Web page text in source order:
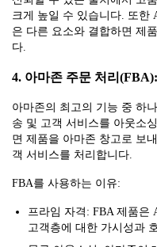
크게 높일 수 있습니다. 또한
은 다른 요소와 결합하면 제
다.
4. 아마존 주문 처리
아마존의 최고의 기능 중 하
송 및 고객 서비스를 아웃소
면 제품을 아마존 창고로 보
객 서비스를 처리합니다.
FBA를 사용하는 이유:
프라임 자격: FBA 제품은
고객층에 대한 가시성과